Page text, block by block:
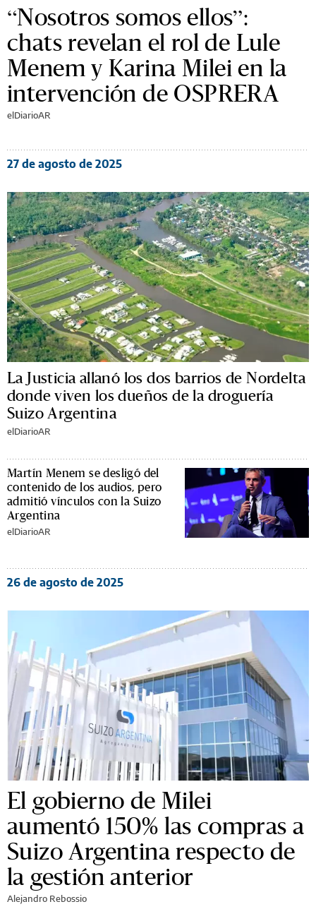
“Nosotros somos ellos”:
chats revelan el rol de Lule
Menem y Karina Milei en la
intervención de OSPRERA
elDiarioAR
27 de agosto de 2025
La Justicia allanó los dos barrios de Nordelta
donde viven los dueños de la droguería
Suizo Argentina
elDiarioAR
Martín Menem se desligó del
contenido de los audios, pero
admitió vínculos con la Suizo
Argentina
elDiarioAR
26 de agosto de 2025
El gobierno de Milei
aumentó 150% las compras a
Suizo Argentina respecto de
la gestión anterior
Alejandro Rebossio